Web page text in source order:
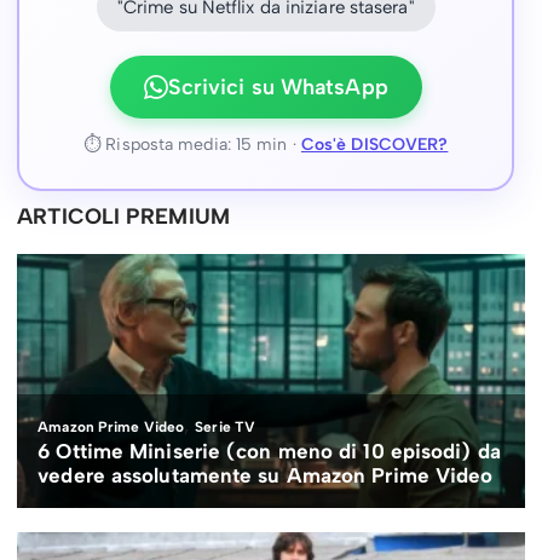
"Crime su Netflix da iniziare stasera"
Scrivici su WhatsApp
⏱ Risposta media: 15 min · Cos'è DISCOVER?
ARTICOLI PREMIUM